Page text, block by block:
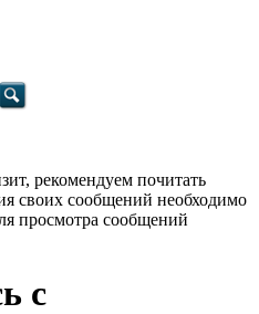
рекомендуем почитать
своих сообщений необходимо
просмотра сообщений
с